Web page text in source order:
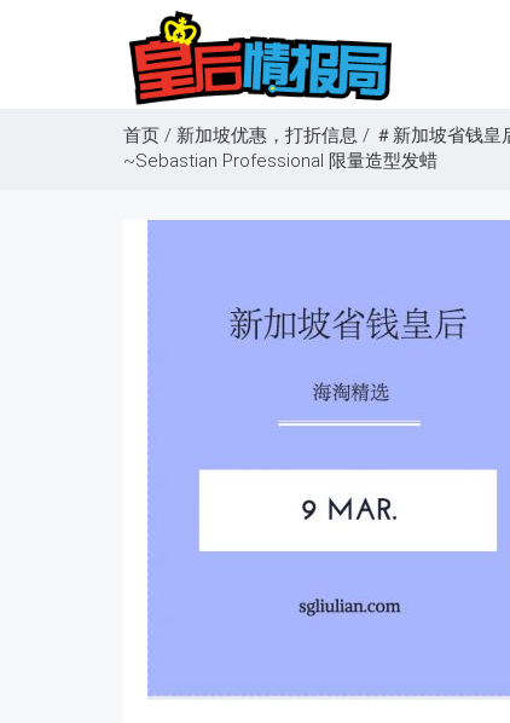
首页 / 新加坡优惠，打折信息 / ＃新加坡省钱皇
~Sebastian Professional 限量造型发蜡